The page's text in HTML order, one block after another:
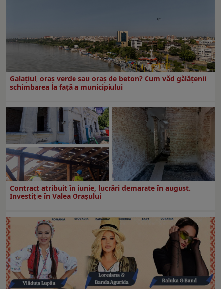
Galațiul, oraș verde sau oraș de beton? Cum văd gălățenii
schimbarea la față a municipiului
Contract atribuit în iunie, lucrări demarate în august.
Investiţie în Valea Oraşului